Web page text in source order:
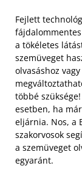
Fejlett
a tökéletes
szemüveget
olvasáshoz
többé
esetben, ha
eljárnia. Nos, a
szakorvosok
a szemüveget
egyaránt.